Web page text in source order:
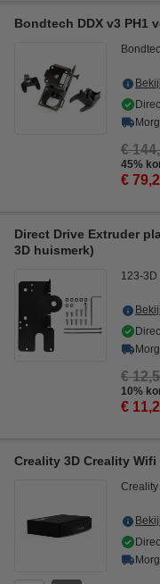
Bondtech DDX v3 PH1
€
45%
€
Direct Drive Extruder
3D huismerk)
123-3D
€
10%
€
Creality 3D Creality
Creality